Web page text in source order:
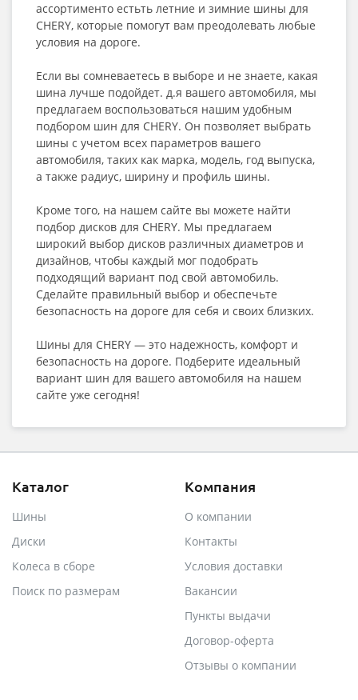
ассортименто естьть летние и зимние шины для
CHERY, которые помогут вам преодолевать любые
условия на дороге.
Если вы сомневаетесь в выборе и не знаете, какая
шина лучше подойдет. д.я вашего автомобиля, мы
предлагаем воспользоваться нашим удобным
подбором шин для CHERY. Он позволяет выбрать
шины с учетом всех параметров вашего
автомобиля, таких как марка, модель, год выпуска,
а также радиус, ширину и профиль шины.
Кроме того, на нашем сайте вы можете найти
подбор дисков для CHERY. Мы предлагаем
широкий выбор дисков различных диаметров и
дизайнов, чтобы каждый мог подобрать
подходящий вариант под свой автомобиль.
Сделайте правильный выбор и обеспечьте
безопасность на дороге для себя и своих близких.
Шины для CHERY — это надежность, комфорт и
безопасность на дороге. Подберите идеальный
вариант шин для вашего автомобиля на нашем
сайте уже сегодня!
Каталог
Шины
Диски
Колеса в сборе
Поиск по размерам
Компания
О компании
Контакты
Условия доставки
Вакансии
Пункты выдачи
Договор-оферта
Отзывы о компании